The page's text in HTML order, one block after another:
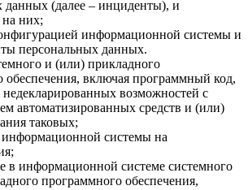
данных (далее – инциденты), и
на них;
информационной системы и
персональных данных.
и (или) прикладного
обеспечения, включая программный код,
недекларированных возможностей с
автоматизированных средств и (или)
таковых;
информационной системы на
в информационной системе системного
программного обеспечения,